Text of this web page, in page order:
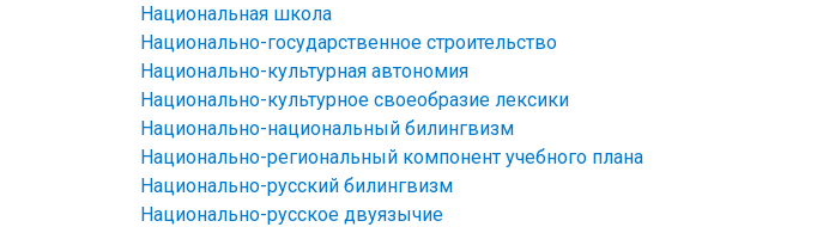
Национальная школа
Национально-государственное строительство
Национально-культурная автономия
Национально-культурное своеобразие лексики
Национально-национальный билингвизм
Национально-региональный компонент учебного плана
Национально-русский билингвизм
Национально-русское двуязычие